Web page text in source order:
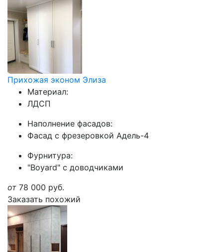
Прихожая эконом Элиза
Материал:
ЛДСП
Наполнение фасадов:
Фасад с фрезеровкой Адель-4
Фурнитура:
"Boyard" с доводчиками
от 78 000 руб.
Заказать похожий